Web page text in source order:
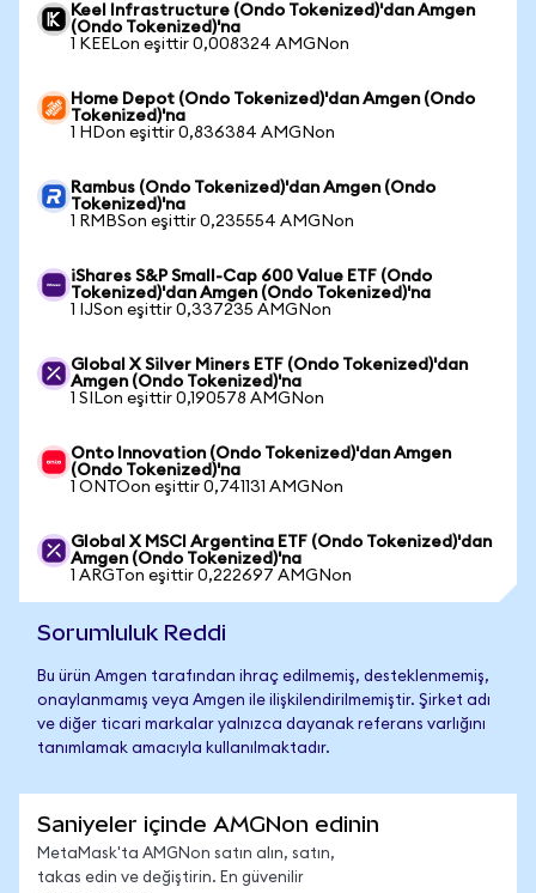
Keel Infrastructure (Ondo Tokenized)'dan Amgen
(Ondo Tokenized)'na
1 KEELon eşittir 0,008324 AMGNon
Home Depot (Ondo Tokenized)'dan Amgen (Ondo
Tokenized)'na
1 HDon eşittir 0,836384 AMGNon
Rambus (Ondo Tokenized)'dan Amgen (Ondo
Tokenized)'na
1 RMBSon eşittir 0,235554 AMGNon
iShares S&P Small-Cap 600 Value ETF (Ondo
Tokenized)'dan Amgen (Ondo Tokenized)'na
1 IJSon eşittir 0,337235 AMGNon
Global X Silver Miners ETF (Ondo Tokenized)'dan
Amgen (Ondo Tokenized)'na
1 SILon eşittir 0,190578 AMGNon
Onto Innovation (Ondo Tokenized)'dan Amgen
(Ondo Tokenized)'na
1 ONTOon eşittir 0,741131 AMGNon
Global X MSCI Argentina ETF (Ondo Tokenized)'dan
Amgen (Ondo Tokenized)'na
1 ARGTon eşittir 0,222697 AMGNon
Sorumluluk Reddi
Bu ürün Amgen tarafından ihraç edilmemiş, desteklenmemiş,
onaylanmamış veya Amgen ile ilişkilendirilmemiştir. Şirket adı
ve diğer ticari markalar yalnızca dayanak referans varlığını
tanımlamak amacıyla kullanılmaktadır.
Saniyeler içinde AMGNon edinin
MetaMask'ta AMGNon satın alın, satın,
takas edin ve değiştirin. En güvenilir